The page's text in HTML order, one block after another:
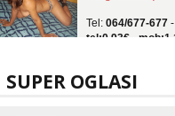
064/677-677
tel:0,93€ -
Obavijesti
Čekam tvoj poziv!
SUPER OGLASI